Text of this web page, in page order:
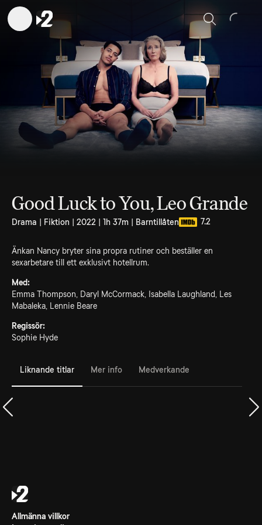
Sök
Good Luck to You, Leo Grande
Drama | Fiktion | 2022 | 1h 37m | Barntillåten 7.2
Änkan Nancy bryter sina propra rutiner och beställer en
sexarbetare till ett exklusivt hotellrum.
Med:
Emma Thompson, Daryl McCormack, Isabella Laughland, Les
Mabaleka, Lennie Beare
Regissör:
Sophie Hyde
Liknande titlar Mer info Medverkande
Allmänna villkor